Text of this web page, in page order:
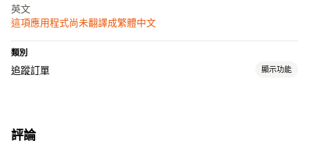
英文
這項應用程式尚未翻譯成繁體中文
類別
追蹤訂單 顯示功能
分析
評論